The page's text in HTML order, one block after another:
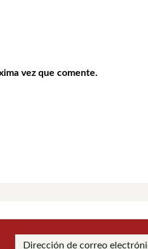
vez que comente.